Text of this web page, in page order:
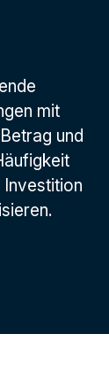
mit
und
Investition